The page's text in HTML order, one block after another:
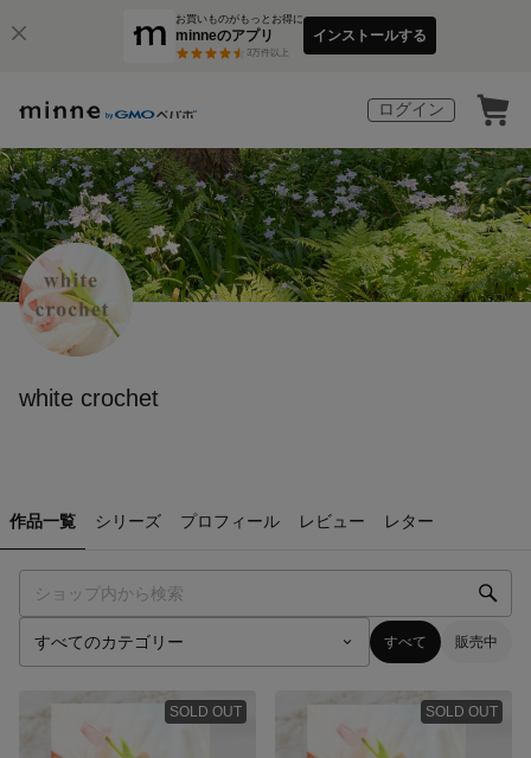
お買いものがもっとお得に
minneのアプリ
3万件以上
インストールする
ログイン
white crochet
作品一覧 シリーズ プロフィール レビュー レター
すべて 販売中
SOLD OUT SOLD OUT